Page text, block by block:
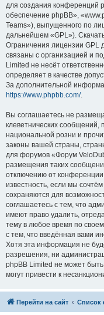
для создания конференций
обеспечение phpBB»,
Teams»), выпущенного по
дальнейшем «GPL»).
Ограничения лицензии GPL
связаны с организацией и
Limited не несёт
определяет в качестве
За дополнительной
https://www.phpbb.com/.
Вы соглашаетесь не
клеветнических сообщений,
национальной розни и
законы вашей страны,
для форумов «Форум
размещения таких
отключению от
известность, если мы
сохраняются для
соглашаетесь с тем, что
имеют право удалить,
тему в любое время по
с тем, что введённая вами
Хотя эта информация не
разрешения, ни
phpBB Limited не может быть
могут привести к
Перейти на сайт Список